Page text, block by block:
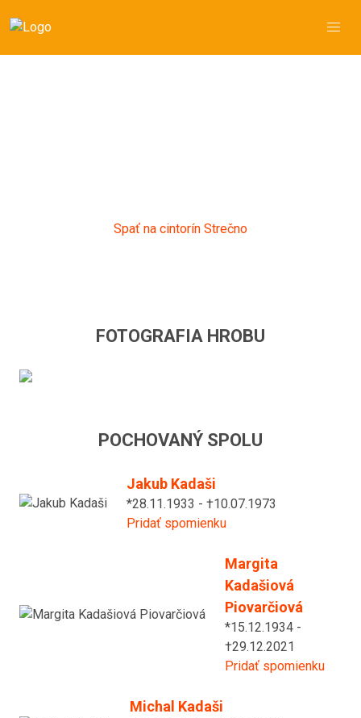
Spať na cintorín Strečno
FOTOGRAFIA HROBU
POCHOVANÝ SPOLU
Jakub Kadaši
*28.11.1933 - †10.07.1973
Pridať spomienku
Margita
Kadašiová
Piovarčiová
*15.12.1934 -
†29.12.2021
Pridať spomienku
Michal Kadaši